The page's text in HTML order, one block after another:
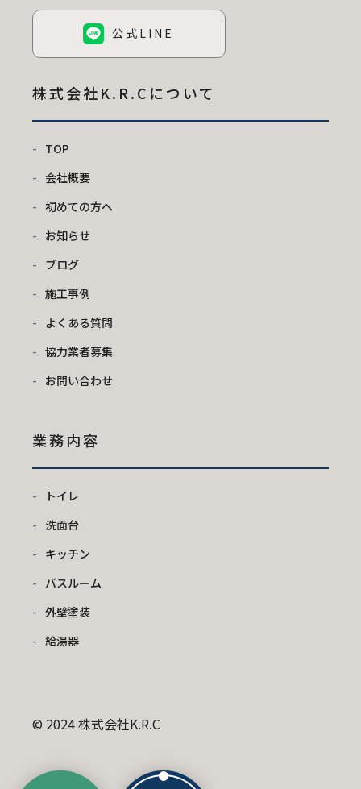
公式LINE
株式会社K.R.C について
TOP
会社概要
初めての方へ
お知らせ
ブログ
施工事例
よくある質問
協力業者募集
お問い合わせ
業務内容
トイレ
洗面台
キッチン
バスルーム
外壁塗装
給湯器
© 2024 株式会社K.R.C